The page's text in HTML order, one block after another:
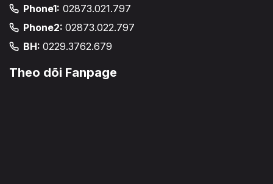
Phone1: 02873.021.797
Phone2: 02873.022.797
BH: 0229.3762.679
Theo dõi Fanpage